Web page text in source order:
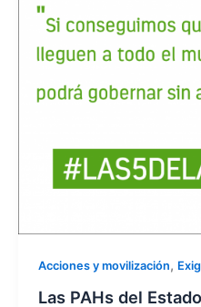
Acciones y movilización,
Las PAHs del